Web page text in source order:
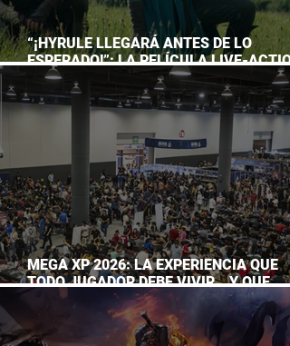
“¡HYRULE LLEGARÁ ANTES DE LO
ESPERADO!”: LA PELÍCULA LIVE-
DE THE LEGEND OF ZELDA ADELANTA
ESTRENO
MEGA XP 2026: LA EXPERIENCIA QUE
TODO JUGADOR DEBE VIVIR… Y QUE
AHORA PUEDES DISFRUTAR A TU RITMO